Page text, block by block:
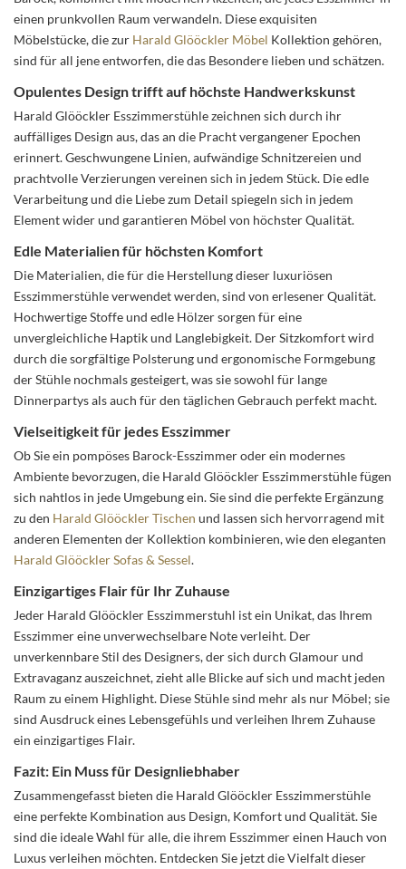
einen prunkvollen Raum verwandeln. Diese exquisiten
Möbelstücke, die zur Harald Glööckler Möbel Kollektion gehören,
sind für all jene entworfen, die das Besondere lieben und schätzen.
Opulentes Design trifft auf höchste Handwerkskunst
Harald Glööckler Esszimmerstühle zeichnen sich durch ihr
auffälliges Design aus, das an die Pracht vergangener Epochen
erinnert. Geschwungene Linien, aufwändige Schnitzereien und
prachtvolle Verzierungen vereinen sich in jedem Stück. Die edle
Verarbeitung und die Liebe zum Detail spiegeln sich in jedem
Element wider und garantieren Möbel von höchster Qualität.
Edle Materialien für höchsten Komfort
Die Materialien, die für die Herstellung dieser luxuriösen
Esszimmerstühle verwendet werden, sind von erlesener Qualität.
Hochwertige Stoffe und edle Hölzer sorgen für eine
unvergleichliche Haptik und Langlebigkeit. Der Sitzkomfort wird
durch die sorgfältige Polsterung und ergonomische Formgebung
der Stühle nochmals gesteigert, was sie sowohl für lange
Dinnerpartys als auch für den täglichen Gebrauch perfekt macht.
Vielseitigkeit für jedes Esszimmer
Ob Sie ein pompöses Barock-Esszimmer oder ein modernes
Ambiente bevorzugen, die Harald Glööckler Esszimmerstühle fügen
sich nahtlos in jede Umgebung ein. Sie sind die perfekte Ergänzung
zu den Harald Glööckler Tischen und lassen sich hervorragend mit
anderen Elementen der Kollektion kombinieren, wie den eleganten
Harald Glööckler Sofas & Sessel.
Einzigartiges Flair für Ihr Zuhause
Jeder Harald Glööckler Esszimmerstuhl ist ein Unikat, das Ihrem
Esszimmer eine unverwechselbare Note verleiht. Der
unverkennbare Stil des Designers, der sich durch Glamour und
Extravaganz auszeichnet, zieht alle Blicke auf sich und macht jeden
Raum zu einem Highlight. Diese Stühle sind mehr als nur Möbel; sie
sind Ausdruck eines Lebensgefühls und verleihen Ihrem Zuhause
ein einzigartiges Flair.
Fazit: Ein Muss für Designliebhaber
Zusammengefasst bieten die Harald Glööckler Esszimmerstühle
eine perfekte Kombination aus Design, Komfort und Qualität. Sie
sind die ideale Wahl für alle, die ihrem Esszimmer einen Hauch von
Luxus verleihen möchten. Entdecken Sie jetzt die Vielfalt dieser